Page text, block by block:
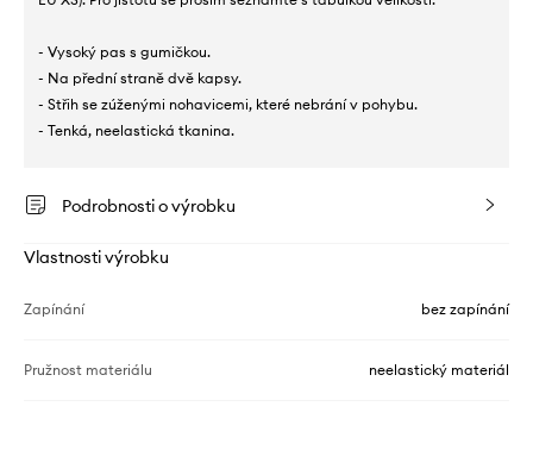
- Vysoký pas s gumičkou.
- Na přední straně dvě kapsy.
- Střih se zúženými nohavicemi, které nebrání v pohybu.
- Tenká, neelastická tkanina.
Podrobnosti o výrobku
Vlastnosti výrobku
Zapínání bez zapínání
Pružnost materiálu neelastický materiál